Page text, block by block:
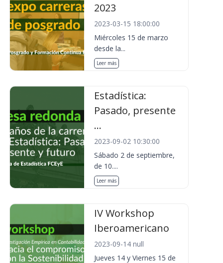
2023
2023-03-15 18:00:00
Miércoles 15 de marzo
desde la...
Leer más
Estadística:
Pasado, presente
...
2023-09-02 10:30:00
Sábado 2 de septiembre,
de 10....
Leer más
IV Workshop
Iberoamericano
2023-09-14 null
Jueves 14 y Viernes 15 de